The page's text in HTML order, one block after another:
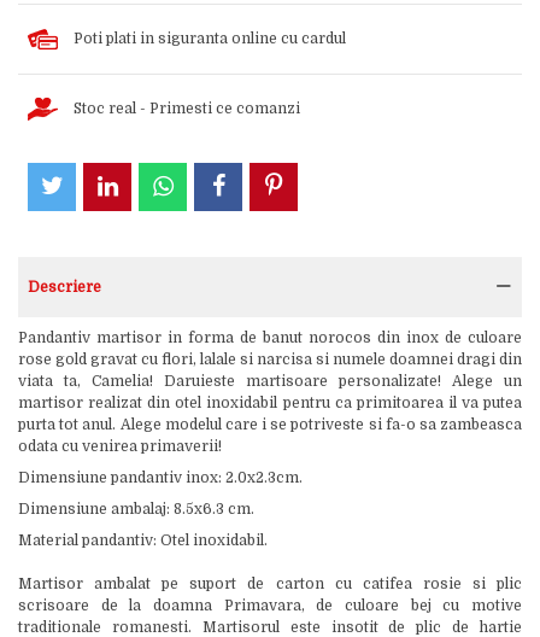
Poti plati in siguranta online cu cardul
Stoc real - Primesti ce comanzi
Descriere
Pandantiv martisor in forma de banut norocos din inox de culoare
rose gold gravat cu flori, lalale si narcisa si numele doamnei dragi din
viata ta, Camelia! Daruieste martisoare personalizate! Alege un
martisor realizat din otel inoxidabil pentru ca primitoarea il va putea
purta tot anul. Alege modelul care i se potriveste si fa-o sa zambeasca
odata cu venirea primaverii!
Dimensiune pandantiv inox: 2.0x2.3cm.
Dimensiune ambalaj: 8.5x6.3 cm.
Material pandantiv: Otel inoxidabil.
Martisor ambalat pe suport de carton cu catifea rosie si plic
scrisoare de la doamna Primavara, de culoare bej cu motive
traditionale romanesti. Martisorul este insotit de plic de hartie